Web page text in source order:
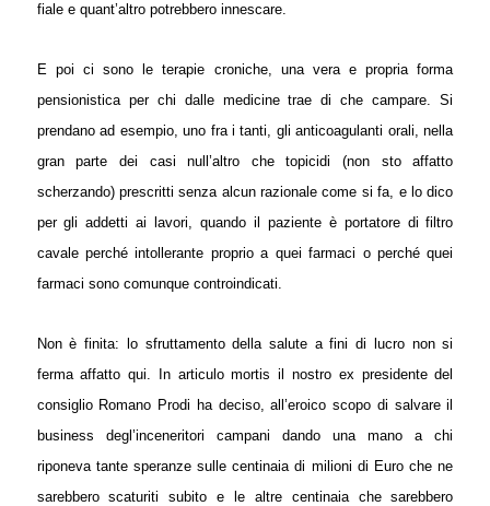
fiale e quant’altro potrebbero innescare.
E poi ci sono le terapie croniche, una vera e propria forma
pensionistica per chi dalle medicine trae di che campare. Si
prendano ad esempio, uno fra i tanti, gli anticoagulanti orali, nella
gran parte dei casi null’altro che topicidi (non sto affatto
scherzando) prescritti senza alcun razionale come si fa, e lo dico
per gli addetti ai lavori, quando il paziente è portatore di filtro
cavale perché intollerante proprio a quei farmaci o perché quei
farmaci sono comunque controindicati.
Non è finita: lo sfruttamento della salute a fini di lucro non si
ferma affatto qui. In articulo mortis il nostro ex presidente del
consiglio Romano Prodi ha deciso, all’eroico scopo di salvare il
business degl’inceneritori campani dando una mano a chi
riponeva tante speranze sulle centinaia di milioni di Euro che ne
sarebbero scaturiti subito e le altre centinaia che sarebbero